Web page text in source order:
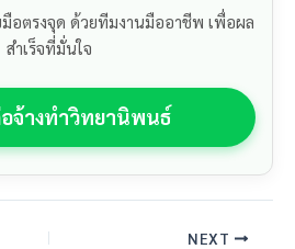
ตรงจุด ด้วยทีมงานมืออาชีพ เพื่อผล
สำเร็จที่มั่นใจ
จ้างทำวิทยานิพนธ์
NEXT